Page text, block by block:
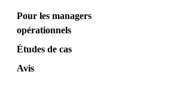
Pour les managers
opérationnels
Études de cas
Avis